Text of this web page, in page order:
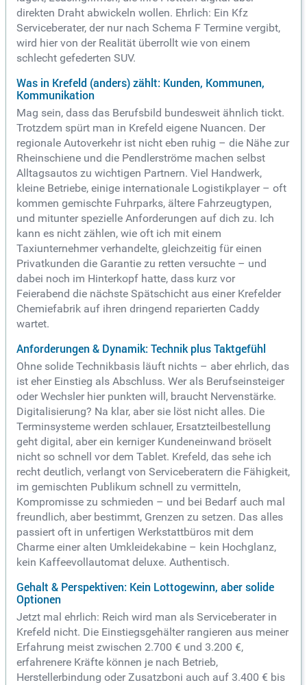
direkten Draht abwickeln wollen. Ehrlich: Ein Kfz
Serviceberater, der nur nach Schema F Termine vergibt,
wird hier von der Realität überrollt wie von einem
schlecht gefederten SUV.
Was in Krefeld (anders) zählt: Kunden, Kommunen,
Kommunikation
Mag sein, dass das Berufsbild bundesweit ähnlich tickt.
Trotzdem spürt man in Krefeld eigene Nuancen. Der
regionale Autoverkehr ist nicht eben ruhig – die Nähe zur
Rheinschiene und die Pendlerströme machen selbst
Alltagsautos zu wichtigen Partnern. Viel Handwerk,
kleine Betriebe, einige internationale Logistikplayer – oft
kommen gemischte Fuhrparks, ältere Fahrzeugtypen,
und mitunter spezielle Anforderungen auf dich zu. Ich
kann es nicht zählen, wie oft ich mit einem
Taxiunternehmer verhandelte, gleichzeitig für einen
Privatkunden die Garantie zu retten versuchte – und
dabei noch im Hinterkopf hatte, dass kurz vor
Feierabend die nächste Spätschicht aus einer Krefelder
Chemiefabrik auf ihren dringend reparierten Caddy
wartet.
Anforderungen & Dynamik: Technik plus Taktgefühl
Ohne solide Technikbasis läuft nichts – aber ehrlich, das
ist eher Einstieg als Abschluss. Wer als Berufseinsteiger
oder Wechsler hier punkten will, braucht Nervenstärke.
Digitalisierung? Na klar, aber sie löst nicht alles. Die
Terminsysteme werden schlauer, Ersatzteilbestellung
geht digital, aber ein kerniger Kundeneinwand bröselt
nicht so schnell vor dem Tablet. Krefeld, das sehe ich
recht deutlich, verlangt von Serviceberatern die Fähigkeit,
im gemischten Publikum schnell zu vermitteln,
Kompromisse zu schmieden – und bei Bedarf auch mal
freundlich, aber bestimmt, Grenzen zu setzen. Das alles
passiert oft in unfertigen Werkstattbüros mit dem
Charme einer alten Umkleidekabine – kein Hochglanz,
kein Kaffeevollautomat deluxe. Authentisch.
Gehalt & Perspektiven: Kein Lottogewinn, aber solide
Optionen
Jetzt mal ehrlich: Reich wird man als Serviceberater in
Krefeld nicht. Die Einstiegsgehälter rangieren aus meiner
Erfahrung meist zwischen 2.700 € und 3.200 €,
erfahrenere Kräfte können je nach Betrieb,
Herstellerbindung oder Zusatzboni auch auf 3.400 € bis